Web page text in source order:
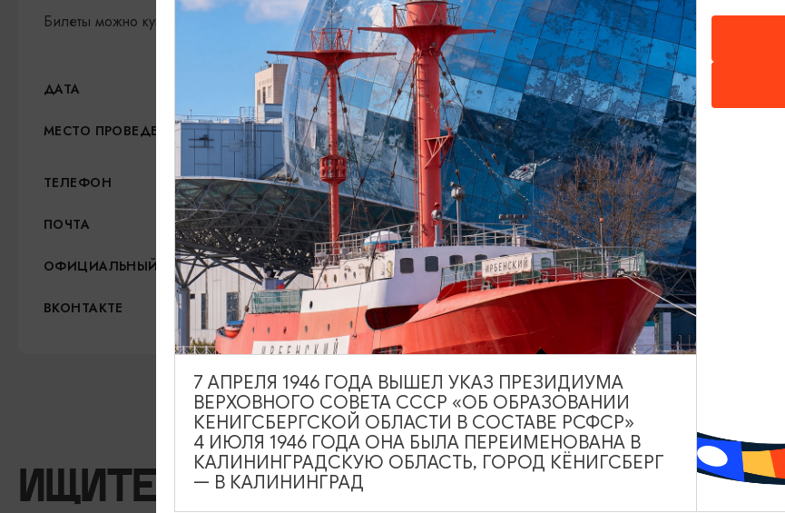
Билеты можно купить только в кассе.
ДАТА 15.05.2026, 19:00
МЕСТО ПРОВЕДЕНИЯ Собор на острове Канта, ул. И. Канта, 1, Калининград Показать на карте
ТЕЛЕФОН +7 (4012) 63-17-05
ПОЧТА info@sobor39.ru
ОФИЦИАЛЬНЫЙ САЙТ http://sobor39.ru/
ВКОНТАКТЕ https://vk.com/sobor39
ИЩИТЕ ТАКЖЕ НА НАШЕМ САЙТЕ
7 АПРЕЛЯ 1946 ГОДА ВЫШЕЛ УКАЗ ПРЕЗИДИУМА
ВЕРХОВНОГО СОВЕТА СССР «ОБ ОБРАЗОВАНИИ
КЕНИГСБЕРГСКОЙ ОБЛАСТИ В СОСТАВЕ РСФСР»
4 ИЮЛЯ 1946 ГОДА ОНА БЫЛА ПЕРЕИМЕНОВАНА В
КАЛИНИНГРАДСКУЮ ОБЛАСТЬ, ГОРОД КЁНИГСБЕРГ
— В КАЛИНИНГРАД